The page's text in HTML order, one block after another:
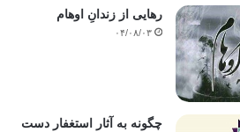
رهایی از زندانِ اوهام
۰۴/۰۸/۰۳
چگونه به آثار استغفار دست